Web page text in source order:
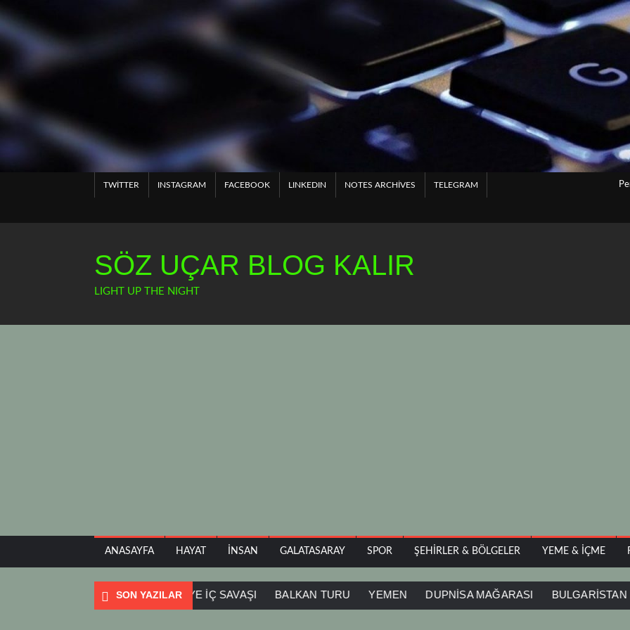
content
TWITTER INSTAGRAM FACEBOOK LINKEDIN NOTES ARCHIVES TELEGRAM
SÖZ UÇAR BLOG KALIR
LIGHT UP THE NIGHT
ANASAYFA HAYAT İNSAN GALATASARAY SPOR ŞEHIRLER & BÖLGELER YEME & İÇME
SON YAZILAR
SOFYA SURİYE İÇ SAVAŞI BALKAN TURU YEMEN DUPNİSA MAĞARASI BULGARİSTAN